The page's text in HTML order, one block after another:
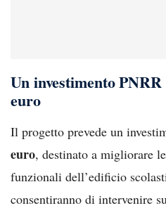
Un investimento
euro
Il progetto prevede un
euro, destinato a migliorare
funzionali dell’edificio
consentiranno di intervenire